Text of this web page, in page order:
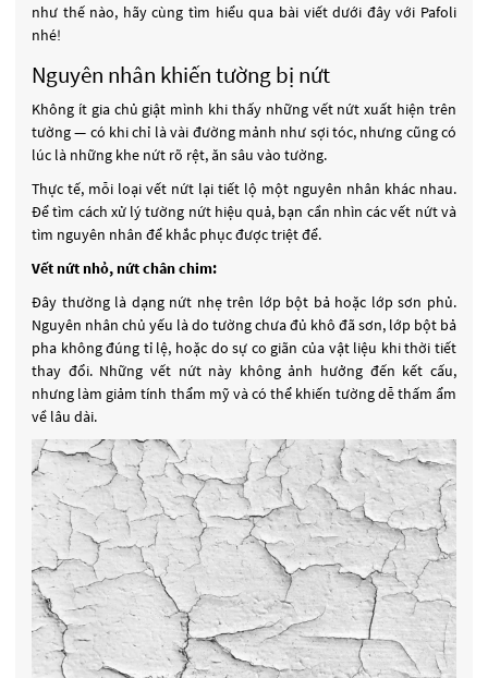
như thế nào, hãy cùng tìm hiểu qua bài viết dưới đây với Pafoli
nhé!
Nguyên nhân khiến tường bị nứt
Không ít gia chủ giật mình khi thấy những vết nứt xuất hiện trên
tường — có khi chỉ là vài đường mảnh như sợi tóc, nhưng cũng có
lúc là những khe nứt rõ rệt, ăn sâu vào tường.
Thực tế, mỗi loại vết nứt lại tiết lộ một nguyên nhân khác nhau.
Để tìm cách xử lý tường nứt hiệu quả, bạn cần nhìn các vết nứt và
tìm nguyên nhân để khắc phục được triệt để.
Vết nứt nhỏ, nứt chân chim:
Đây thường là dạng nứt nhẹ trên lớp bột bả hoặc lớp sơn phủ.
Nguyên nhân chủ yếu là do tường chưa đủ khô đã sơn, lớp bột bả
pha không đúng tỉ lệ, hoặc do sự co giãn của vật liệu khi thời tiết
thay đổi. Những vết nứt này không ảnh hưởng đến kết cấu,
nhưng làm giảm tính thẩm mỹ và có thể khiến tường dễ thấm ẩm
về lâu dài.